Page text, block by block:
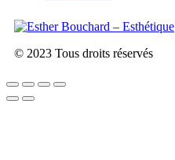
© 2023 Tous droits réservés